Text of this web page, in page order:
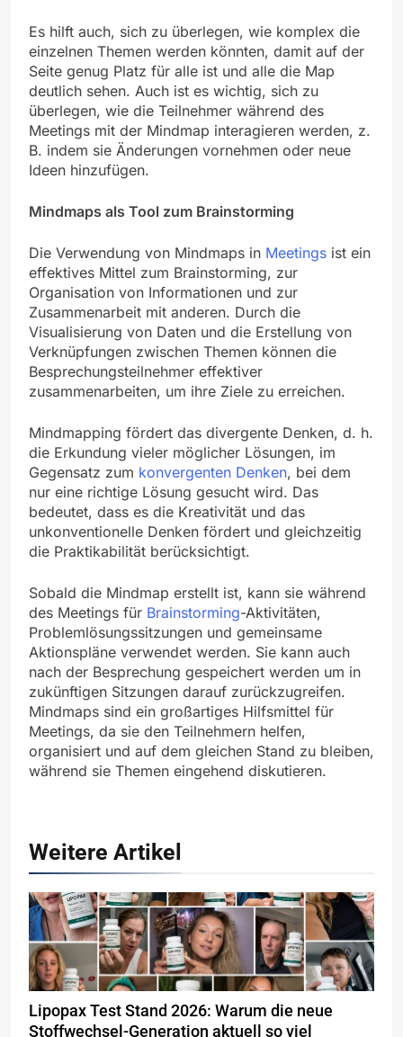
Es hilft auch, sich zu überlegen, wie komplex die
einzelnen Themen werden könnten, damit auf der
Seite genug Platz für alle ist und alle die Map
deutlich sehen. Auch ist es wichtig, sich zu
überlegen, wie die Teilnehmer während des
Meetings mit der Mindmap interagieren werden, z.
B. indem sie Änderungen vornehmen oder neue
Ideen hinzufügen.
Mindmaps als Tool zum Brainstorming
Die Verwendung von Mindmaps in Meetings ist ein
effektives Mittel zum Brainstorming, zur
Organisation von Informationen und zur
Zusammenarbeit mit anderen. Durch die
Visualisierung von Daten und die Erstellung von
Verknüpfungen zwischen Themen können die
Besprechungsteilnehmer effektiver
zusammenarbeiten, um ihre Ziele zu erreichen.
Mindmapping fördert das divergente Denken, d. h.
die Erkundung vieler möglicher Lösungen, im
Gegensatz zum konvergenten Denken, bei dem
nur eine richtige Lösung gesucht wird. Das
bedeutet, dass es die Kreativität und das
unkonventionelle Denken fördert und gleichzeitig
die Praktikabilität berücksichtigt.
Sobald die Mindmap erstellt ist, kann sie während
des Meetings für Brainstorming-Aktivitäten,
Problemlösungssitzungen und gemeinsame
Aktionspläne verwendet werden. Sie kann auch
nach der Besprechung gespeichert werden um in
zukünftigen Sitzungen darauf zurückzugreifen.
Mindmaps sind ein großartiges Hilfsmittel für
Meetings, da sie den Teilnehmern helfen,
organisiert und auf dem gleichen Stand zu bleiben,
während sie Themen eingehend diskutieren.
Weitere Artikel
Lipopax Test Stand 2026: Warum die neue
Stoffwechsel-Generation aktuell so viel